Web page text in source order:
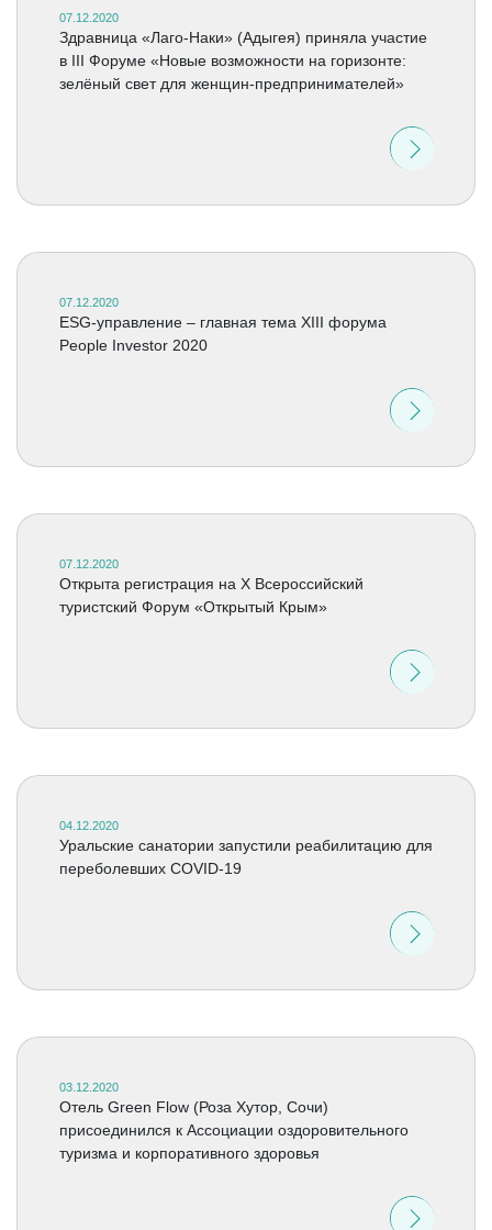
07.12.2020
Здравница «Лаго-Наки» (Адыгея) приняла участие
в III Форуме «Новые возможности на горизонте:
зелёный свет для женщин-предпринимателей»
07.12.2020
ESG-управление – главная тема XIII форума
People Investor 2020
07.12.2020
Открыта регистрация на X Всероссийский
туристский Форум «Открытый Крым»
04.12.2020
Уральские санатории запустили реабилитацию для
переболевших COVID-19
03.12.2020
Отель Green Flow (Роза Хутор, Сочи)
присоединился к Ассоциации оздоровительного
туризма и корпоративного здоровья